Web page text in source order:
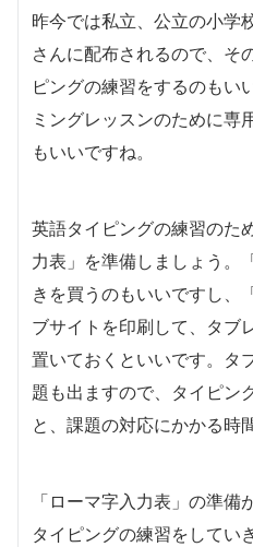
昨今では私立、公立の小学
さんに配布されるので、そ
ピングの練習をするのもい
ミングレッスンのために専
もいいですね。
英語タイピングの練習のた
力表」を準備しましょう。
きを買うのもいいですし、
ブサイトを印刷して、タブ
置いておくといいです。タ
題も出ますので、タイピン
と、課題の対応にかかる時
「ローマ字入力表」の準
タイピングの練習をしてい